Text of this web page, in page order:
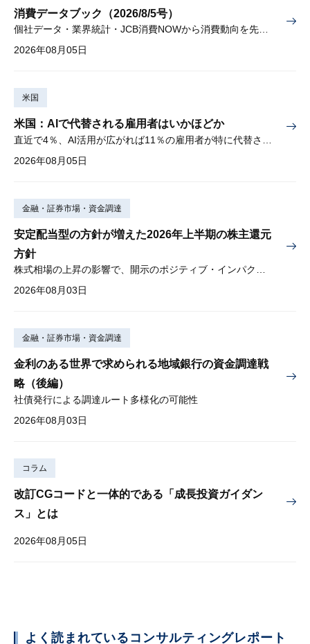
消費データブック（2026/8/5号）
個社データ・業界統計・JCB消費NOWから消費動向を先取り
2026年08月05日
米国
米国：AIで代替される雇用者はいかほどか
2026年08月05日
金融・証券市場・資金調達
安定配当型の方針が増えた2026年上半期の株主還元
方針
株式相場の上昇の影響で、開示のポジティブ・インパクトは低下
2026年08月03日
金融・証券市場・資金調達
金利のある世界で求められる地域銀行の資金調達戦
略（後編）
社債発行による調達ルート多様化の可能性
2026年08月03日
コラム
改訂CGコードと一体的である「成長投資ガイダン
ス」とは
2026年08月05日
よく読まれているコンサルティングレポート